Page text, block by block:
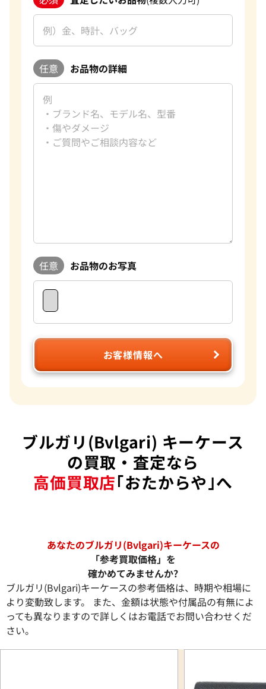
任意 お品物の詳細
任意 お品物のお写真
お客様情報へ
ブルガリ(Bvlgari) キーケース
の買取・査定なら
高価買取店｢おたからや｣へ
あなたのブルガリ(Bvlgari)キーケースの
「参考買取価格」を
確かめてみませんか?
ブルガリ(Bvlgari)キーケースの参考価格は、時期や相場に
より変動致します。 また、金額は状態や付属品の有無によ
っても異なりますので詳しくはお電話でお問い合わせくだ
さい。